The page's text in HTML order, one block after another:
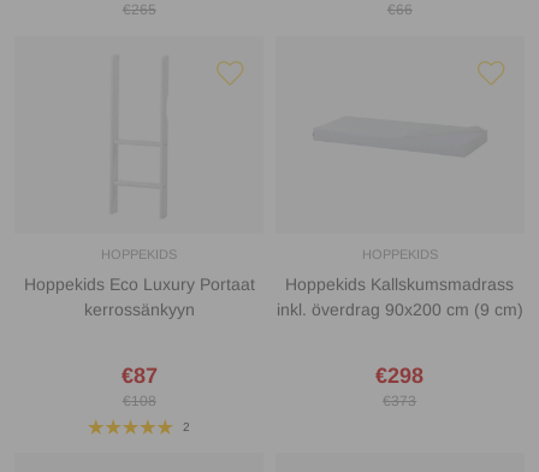
€265 €66
HOPPEKIDS
Hoppekids Eco Luxury Portaat
kerrossänkyyn
€87
€108
2
HOPPEKIDS
Hoppekids Kallskumsmadrass
inkl. överdrag 90x200 cm (9 cm)
€298
€373